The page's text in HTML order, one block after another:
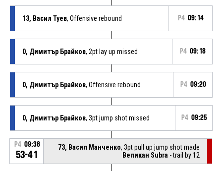
13, Васил Туев, Offensive rebound P4 09:14
0, Димитър Брайков, 2pt lay up missed P4 09:18
0, Димитър Брайков, Offensive rebound P4 09:20
0, Димитър Брайков, 3pt jump shot missed P4 09:25
P4 09:38
53-41
73, Васил Манченко, 3pt pull up jump shot made
Великан Subra - trail by 12